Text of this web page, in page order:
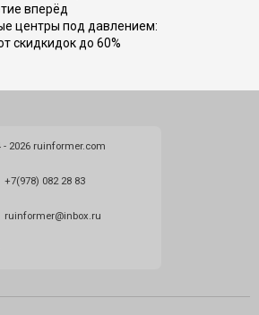
вперёд
центры под давлением:
скидкидок до 60%
- 2026 ruinformer.com
+7(978) 082 28 83
ruinformer@inbox.ru